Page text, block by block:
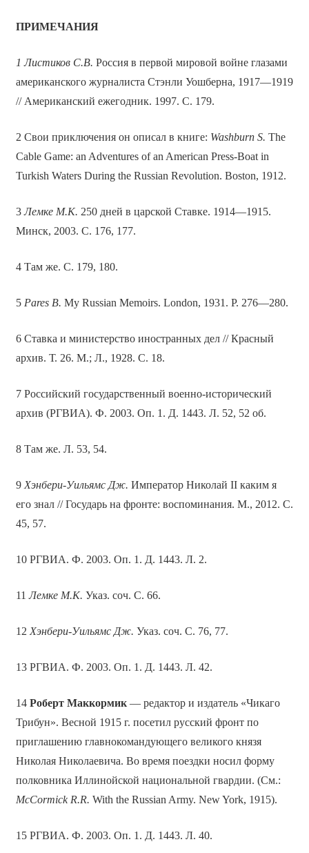
ПРИМЕЧАНИЯ
1 Листиков С.В. Россия в первой мировой войне глазами
американского журналиста Стэнли Уошберна, 1917—1919
// Американский ежегодник. 1997. С. 179.
2 Свои приключения он описал в книге: Washburn S. The
Cable Game: an Adventures of an American Press-Boat in
Turkish Waters During the Russian Revolution. Boston, 1912.
3Лемке М.К. 250 дней в царской Ставке. 1914—1915.
Минск, 2003. С. 176, 177.
4 Там же. С. 179, 180.
5 Pares B. My Russian Memoirs. London, 1931. Р. 276—280.
6 Ставка и министерство иностранных дел // Красный
архив. Т. 26. М.; Л., 1928. С. 18.
7 Российский государственный военно-исторический
архив (РГВИА). Ф. 2003. Оп. 1. Д. 1443. Л. 52, 52 об.
8 Там же. Л. 53, 54.
9 Хэнбери-Уильямс Дж. Император Николай II каким я
его знал // Государь на фронте: воспоминания. М., 2012. С.
45, 57.
10 РГВИА. Ф. 2003. Оп. 1. Д. 1443. Л. 2.
11Лемке М.К. Указ. соч. С. 66.
12 Хэнбери-Уильямс Дж. Указ. соч. С. 76, 77.
13 РГВИА. Ф. 2003. Оп. 1. Д. 1443. Л. 42.
14 Роберт Маккормик— редактор и издатель «Чикаго
Трибун». Весной 1915 г. посетил русский фронт по
приглашению главнокомандующего великого князя
Николая Николаевича. Во время поездки носил форму
полковника Иллинойской национальной гвардии. (См.:
МсCormick R.R. With the Russian Army. New York, 1915).
15 РГВИА. Ф. 2003. Оп. 1. Д. 1443. Л. 40.